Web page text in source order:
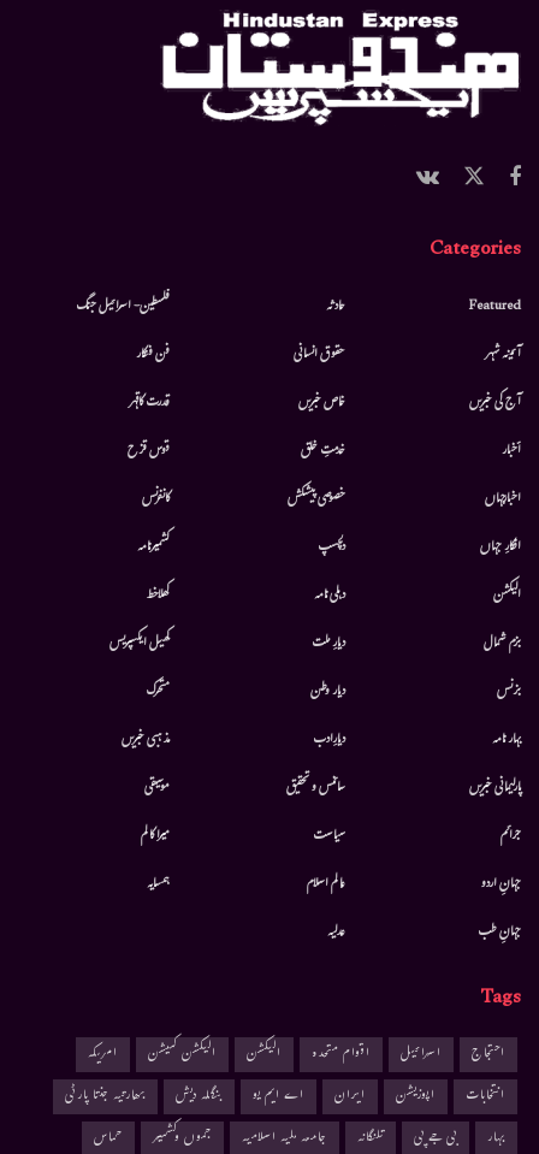
Categories
Featured
آئینہ شہر
آج کی خبریں
أخبار
اخبارجہاں
افکارِ جہاں
الیکشن
بزم شمال
بزنس
بہار نامہ
پارلیمانی خبریں
جرائم
جہانِ اردو
جہانِ طب
حادثہ
حقوق انسانی
خاص خبریں
خدمتِ خلق
خصوصی پیشکش
دلچسپ
دہلی نامہ
دیارِ ملت
دیار وطن
دیارِادب
سائنس و تحقیق
سیاست
عالم اسلام
عدلیہ
فلسطین- اسرائیل جنگ
فن فنکار
قدرت کاقہر
قوس قزح
کانفرنس
کشمیرنامہ
کھلاخط
کھیل ایکسپریس
متحرك
مذہبی خبریں
موسيقى
میرا کالم
ہمسایہ
Tags
احتجاج اسرائیل اقوام متحدہ الیکشن الیکشن کمیشن
امریکہ
انتخابات
اپوزیشن ایران اے ایم یو بنگلہ دیش
بھارتیہ جنتا پارٹی
بہار
بی جے پی تلنگانہ جامعہ ملیہ اسلامیہ جموں وکشمیر حماس